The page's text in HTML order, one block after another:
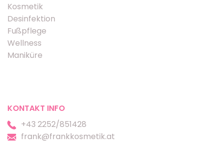
Kosmetik
Desinfektion
Fußpflege
Wellness
Maniküre
KONTAKT INFO
+43 2252/851428
frank@frankkosmetik.at